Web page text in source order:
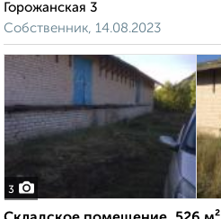
Горожанская 3
Собственник, 14.08.2023
3